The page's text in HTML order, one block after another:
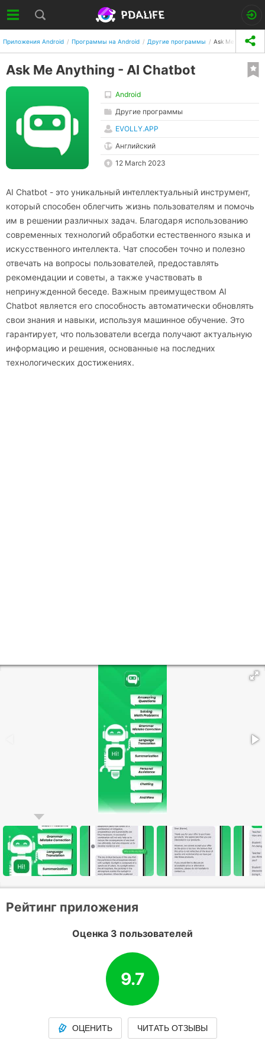
Приложения Android Программы на Android Другие программы Ask Me Anything
Ask Me Anything - AI Chatbot
Android
Другие программы
EVOLLY.APP
Английский
12 March 2023
AI Chatbot - это уникальный интеллектуальный инструмент,
который способен облегчить жизнь пользователям и помочь
им в решении различных задач. Благодаря использованию
современных технологий обработки естественного языка и
искусственного интеллекта. Чат способен точно и полезно
отвечать на вопросы пользователей, предоставлять
рекомендации и советы, а также участвовать в
непринужденной беседе. Важным преимуществом AI
Chatbot является его способность автоматически обновлять
свои знания и навыки, используя машинное обучение. Это
гарантирует, что пользователи всегда получают актуальную
информацию и решения, основанные на последних
технологических достижениях.
Рейтинг приложения
Оценка 3 пользователей
9.7
ОЦЕНИТЬ ЧИТАТЬ ОТЗЫВЫ